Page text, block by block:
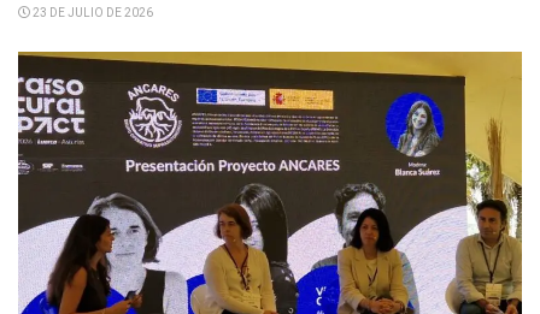
23 DE JULIO DE 2026